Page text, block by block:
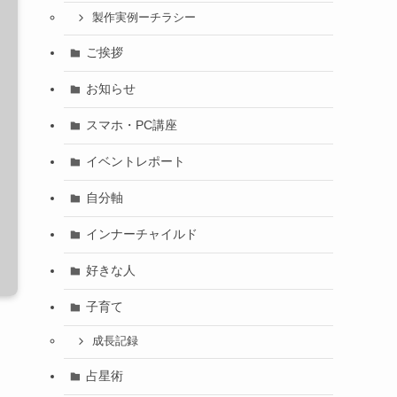
製作実例ーチラシー
ご挨拶
お知らせ
スマホ・PC講座
イベントレポート
自分軸
インナーチャイルド
好きな人
子育て
成長記録
占星術